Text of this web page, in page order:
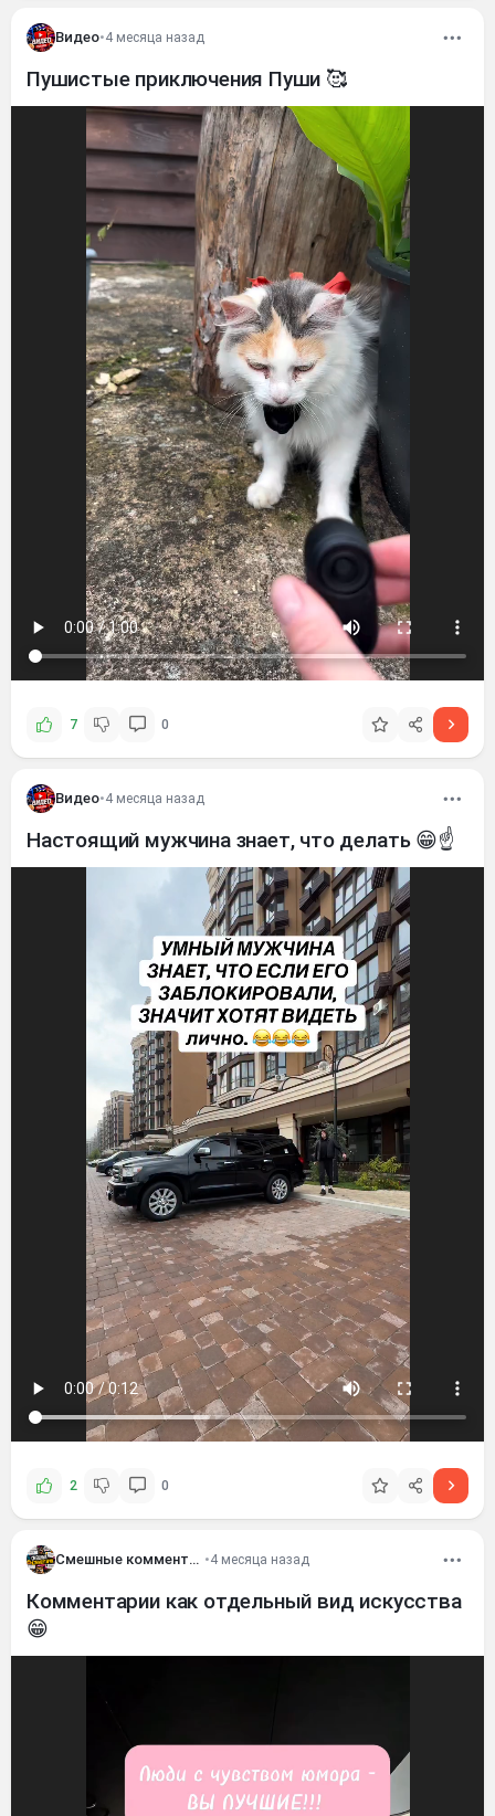
Видео•4 месяца назад
Пушистые приключения Пуши 🥰
7 0
Видео•4 месяца назад
Настоящий мужчина знает, что делать 😁☝️
2 0
Смешные комментария •4 месяца назад
Комментарии как отдельный вид искусства
😁